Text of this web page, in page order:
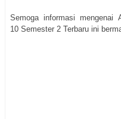
Semoga informasi
10 Semester 2 Terbaru ini